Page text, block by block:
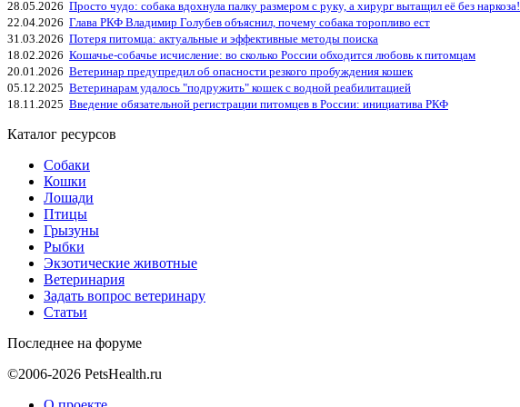
28.05.2026 Просто чудо: собака вдохнула палку размером с руку, а хирург вытащил её без наркоза!
22.04.2026 Глава РКФ Владимир Голубев объяснил, почему собака торопливо ест
31.03.2026 Потеря питомца: актуальные и эффективные методы поиска
18.02.2026 Кошачье-собачье исчисление: во сколько России обходится любовь к питомцам
20.01.2026 Ветеринар предупредил об опасности резкого пробуждения кошек
05.12.2025 Ветеринарам удалось "подружить" кошек с водной реабилитацией
18.11.2025 Введение обязательной регистрации питомцев в России: инициатива РКФ
Каталог ресурсов
Собаки
Кошки
Лошади
Птицы
Грызуны
Рыбки
Экзотические животные
Ветеринария
Задать вопрос ветеринару
Статьи
Последнее на форуме
©2006-2026 PetsHealth.ru